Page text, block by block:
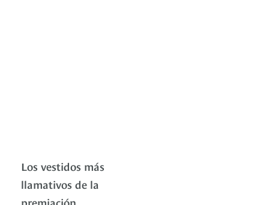
Los vestidos más
llamativos de la
premiación